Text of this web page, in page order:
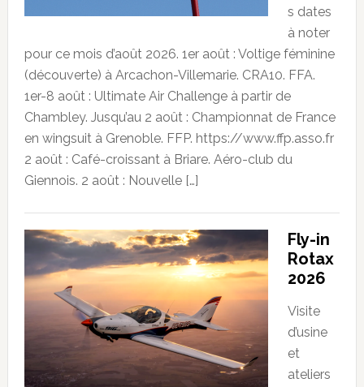
s dates
à noter
pour ce mois d’août 2026. 1er août : Voltige féminine
(découverte) à Arcachon-Villemarie. CRA10. FFA.
1er-8 août : Ultimate Air Challenge à partir de
Chambley. Jusqu’au 2 août : Championnat de France
en wingsuit à Grenoble. FFP. https://www.ffp.asso.fr
2 août : Café-croissant à Briare. Aéro-club du
Giennois. 2 août : Nouvelle […]
Fly-in
Rotax
2026
Visite
d’usine
et
ateliers